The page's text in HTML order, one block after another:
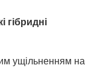
гібридні
ущільненням на